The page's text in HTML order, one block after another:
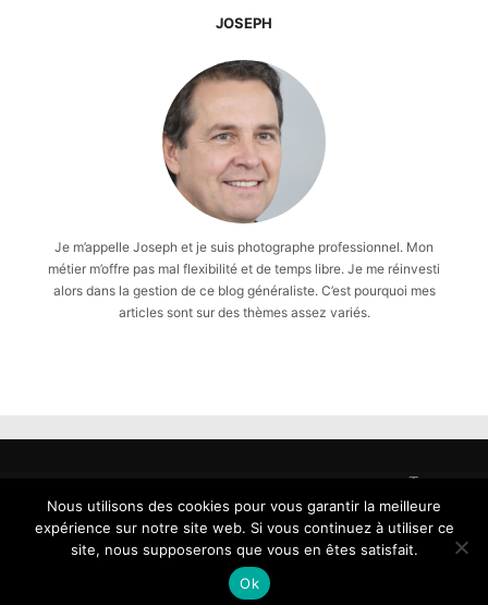
JOSEPH
Je m’appelle Joseph et je suis photographe professionnel. Mon
métier m’offre pas mal flexibilité et de temps libre. Je me réinvesti
alors dans la gestion de ce blog généraliste. C’est pourquoi mes
articles sont sur des thèmes assez variés.
Tous
droits
reservés
-
Nous utilisons des cookies pour vous garantir la meilleure
expérience sur notre site web. Si vous continuez à utiliser ce
site, nous supposerons que vous en êtes satisfait.
Ok